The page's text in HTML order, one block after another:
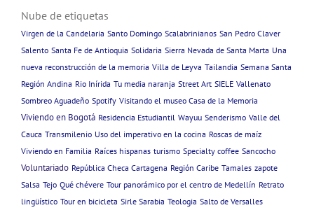
Nube de etiquetas
Virgen de la Candelaria Santo Domingo Scalabrinianos San Pedro Claver
Salento Santa Fe de Antioquia Solidaria Sierra Nevada de Santa Marta Una
nueva reconstrucción de la memoria Villa de Leyva Tailandia Semana Santa
Región Andina Rio Inírida Tu media naranja Street Art SIELE Vallenato
Sombreo Aguadeño Spotify Visitando el museo Casa de la Memoria
Viviendo en Bogotá Residencia Estudiantil Wayuu Senderismo Valle del
Cauca Transmilenio Uso del imperativo en la cocina Roscas de maíz
Viviendo en Familia Raíces hispanas turismo Specialty coffee Sancocho
Voluntariado República Checa Cartagena Región Caribe Tamales zapote
Salsa Tejo Qué chévere Tour panorámico por el centro de Medellín Retrato
lingüístico Tour en bicicleta Sirle Sarabia Teologia Salto de Versalles